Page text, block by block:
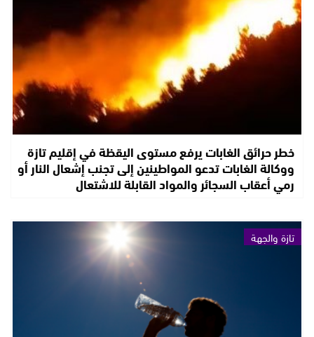
خطر حرائق الغابات يرفع مستوى اليقظة في إقليم تازة
ووكالة الغابات تدعو المواطينين إلى تجنب إشعال النار أو
رمي أعقاب السجائر والمواد القابلة للاشتعال
تازة والجهة